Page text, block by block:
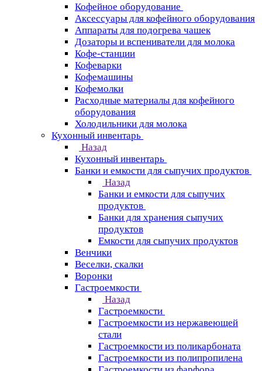
Кофейное оборудование
Аксессуары для кофейного оборудования
Аппараты для подогрева чашек
Дозаторы и вспениватели для молока
Кофе-станции
Кофеварки
Кофемашины
Кофемолки
Расходные материалы для кофейного
оборудования
Холодильники для молока
Кухонный инвентарь
Назад
Кухонный инвентарь
Банки и емкости для сыпучих продуктов
Назад
Банки и емкости для сыпучих
продуктов
Банки для хранения сыпучих
продуктов
Емкости для сыпучих продуктов
Венчики
Веселки, скалки
Воронки
Гастроемкости
Назад
Гастроемкости
Гастроемкости из нержавеющей
стали
Гастроемкости из поликарбоната
Гастроемкости из полипропилена